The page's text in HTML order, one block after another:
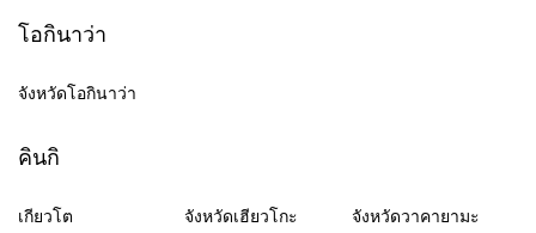
โอกินาว่า
จังหวัดโอกินาว่า
คินกิ
เกียวโต จังหวัดเฮียวโกะ
จังหวัดวาคายามะ